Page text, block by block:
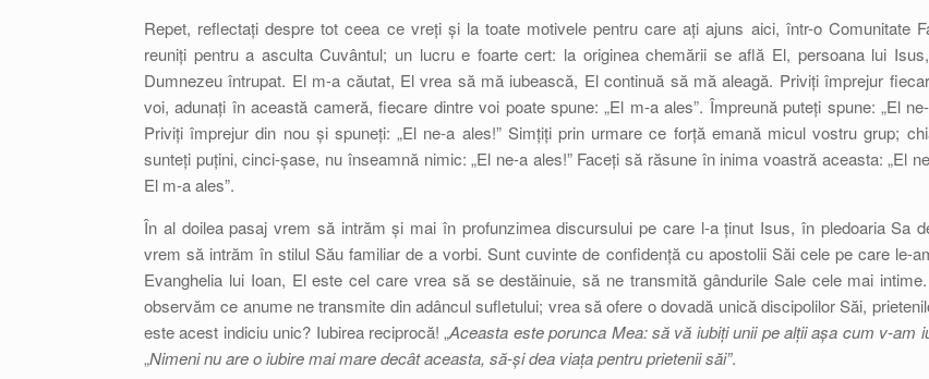
Repet, reflectați despre tot ceea ce vreți și la toate motivele pentru care ați ajuns aici, într-o Comunitate
reuniți pentru a asculta Cuvântul; un lucru e foarte cert: la originea chemării se află El, persoana lui
Dumnezeu întrupat. El m-a căutat, El vrea să mă iubească, El continuă să mă aleagă. Priviți împrejur
voi, adunați în această cameră, fiecare dintre voi poate spune: „El m-a ales”. Împreună puteți spune: „El
Priviți împrejur din nou și spuneți: „El ne-a ales!” Simțiți prin urmare ce forță emană micul vostru grup;
sunteți puțini, cinci-șase, nu înseamnă nimic: „El ne-a ales!” Faceți să răsune în inima voastră aceasta: „El
El m-a ales”.
În al doilea pasaj vrem să intrăm și mai în profunzimea discursului pe care l-a ținut Isus, în pledoaria Sa
vrem să intrăm în stilul Său familiar de a vorbi. Sunt cuvinte de confidență cu apostolii Săi cele pe care le-
Evanghelia lui Ioan, El este cel care vrea să se destăinuie, să ne transmită gândurile Sale cele mai
observăm ce anume ne transmite din adâncul sufletului; vrea să ofere o dovadă unică discipolilor Săi,
este acest indiciu unic? Iubirea reciprocă! „Aceasta este porunca Mea: să vă iubiți unii pe alții așa cum v-am
„Nimeni nu are o iubire mai mare decât aceasta, să-și dea viața pentru prietenii săi”.